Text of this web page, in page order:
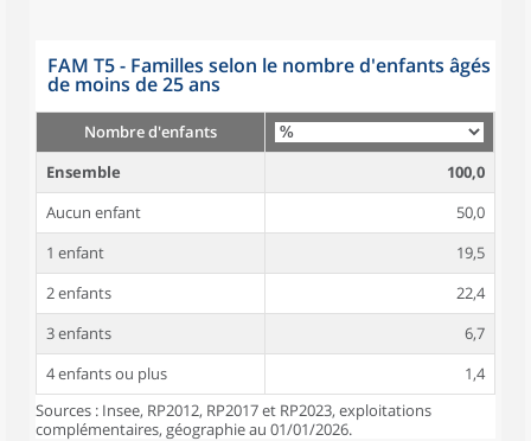
FAM T5 - Familles selon le nombre d'enfants âgés
de moins de 25 ans
Nombre d'enfants
Ensemble
100,0
Aucun enfant
50,0
1 enfant
19,5
2 enfants
22,4
3 enfants
6,7
4 enfants ou plus
1,4
Sources : Insee, RP2012, RP2017 et RP2023, exploitations
complémentaires, géographie au 01/01/2026.